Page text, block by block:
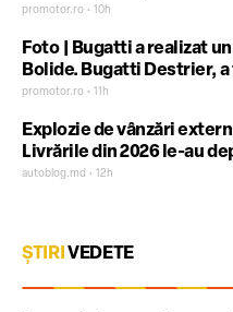
festivalierilor
promotor.ro • 10h
Foto | Bugatti a realizat
Bolide. Bugatti Destrier,
programului Solitaire
promotor.ro • 11h
Explozie de vânzări
Livrările din 2026 le-au
2025
autoblog.md • 12h
ȘTIRI VEDETE